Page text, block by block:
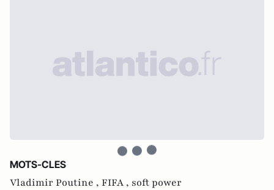
MOTS-CLES
Vladimir Poutine , FIFA , soft power